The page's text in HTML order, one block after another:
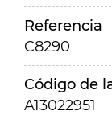
Referencia
C8290
Código de
A13022951